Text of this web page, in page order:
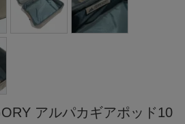
アルパカギアポッド10